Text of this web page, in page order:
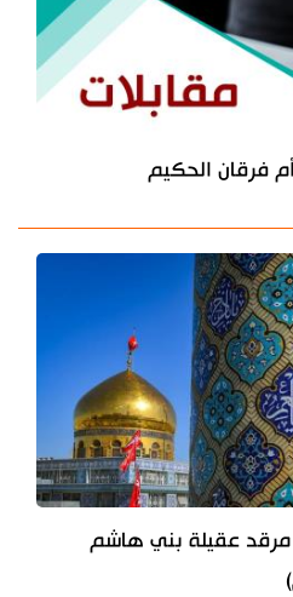
فرقان الحكيم
عقيلة بني هاشم